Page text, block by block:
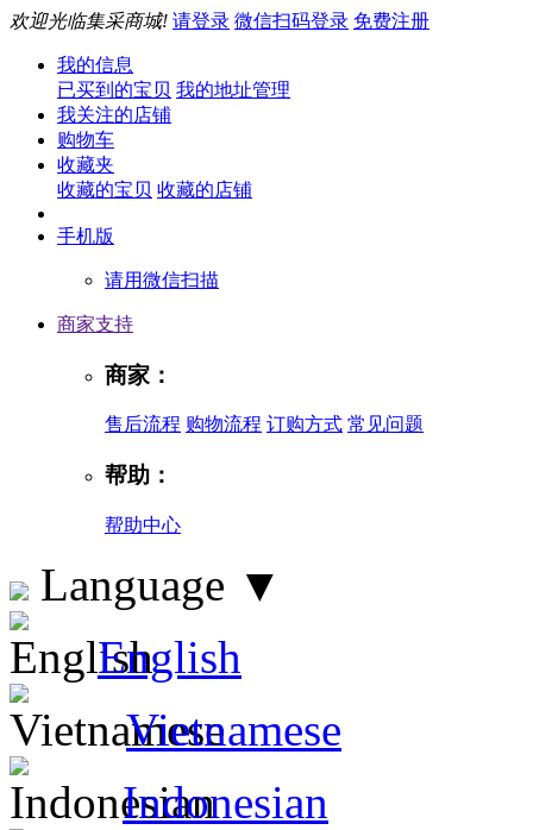
欢迎光临集采商城! 请登录 微信扫码登录 免费注册
我的信息
已买到的宝贝 我的地址管理
我关注的店铺
购物车
收藏夹
收藏的宝贝 收藏的店铺
手机版
请用微信扫描
商家支持
商家：
售后流程 购物流程 订购方式 常见问题
帮助：
帮助中心
Language ▼
English
Vietnamese
Indonesian